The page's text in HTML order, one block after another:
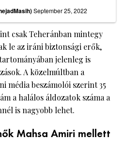
September 25, 2022
csak Teheránban mintegy
le az iráni biztonsági erők,
jelenleg is
A közelmúltban a
média beszámolói szerint 35
a halálos áldozatok száma a
is nagyobb lehet.
Mahsa Amiri mellett